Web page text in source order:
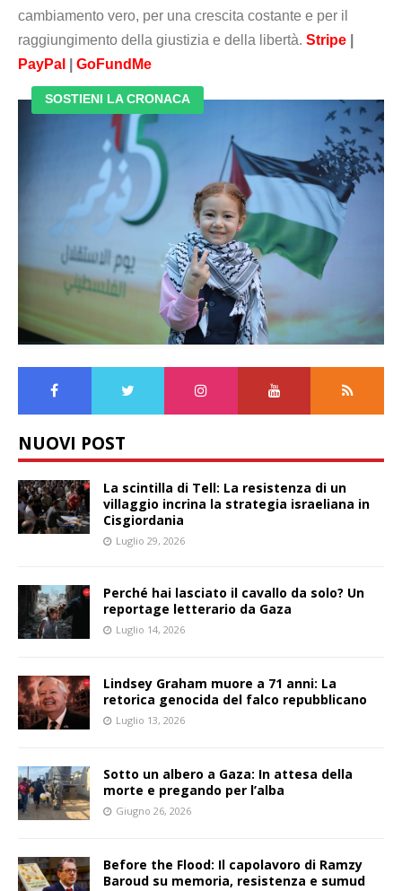
cambiamento vero, per una crescita costante e per il
raggiungimento della giustizia e della libertà. Stripe
PayPal
GoFundMe
SOSTIENI LA CRONACA
NUOVI POST
La scintilla di Tell: La resistenza di un
villaggio incrina la strategia israeliana in
Cisgiordania
Luglio 29, 2026
Perché hai lasciato il cavallo da solo? Un
reportage letterario da Gaza
Luglio 14, 2026
Lindsey Graham muore a 71 anni: La
retorica genocida del falco repubblicano
Luglio 13, 2026
Sotto un albero a Gaza: In attesa della
morte e pregando per l’alba
Giugno 26, 2026
Before the Flood: Il capolavoro di Ramzy
Baroud su memoria, resistenza e sumud